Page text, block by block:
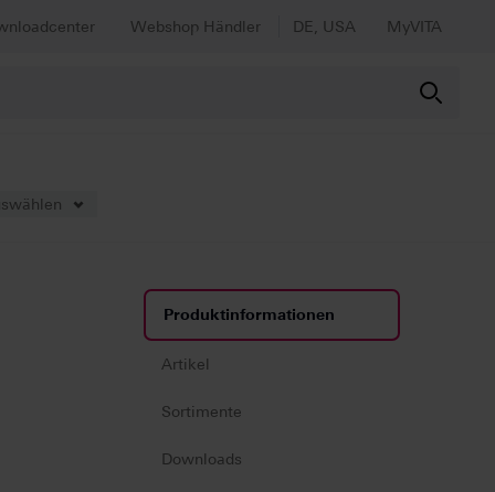
Webshop Händler DE, USA MyVITA
Produktinformationen
Artikel
Sortimente
Downloads